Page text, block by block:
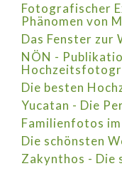
Fotografischer
Phänomen von
Das Fenster zur
NÖN -
Die besten
Yucatan - Die
Familienfotos
Die schönsten
Zakynthos - Die